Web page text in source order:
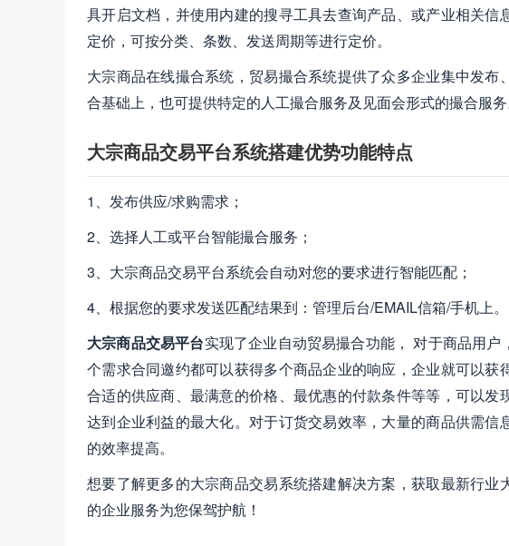
具开启文档，并使用内建的搜寻工具去查询产品、或产业相关
定价，可按分类、条数、发送周期等进行定价。
大宗商品在线撮合系统，贸易撮合系统提供了众多企业集中发
合基础上，也可提供特定的人工撮合服务及见面会形式的撮合服务
大宗商品交易平台系统搭建优势功能特点
1、发布供应/求购需求；
2、选择人工或平台智能撮合服务；
3、大宗商品交易平台系统会自动对您的要求进行智能匹配；
4、根据您的要求发送匹配结果到：管理后台/EMAIL信箱/手机上。
大宗商品交易平台实现了企业自动贸易撮合功能， 对于商品用
个需求合同邀约都可以获得多个商品企业的响应，企业就可以
合适的供应商、最满意的价格、最优惠的付款条件等等，可以发
达到企业利益的最大化。对于订货交易效率，大量的商品供需
的效率提高。
想要了解更多的大宗商品交易系统搭建解决方案，获取最新行
的企业服务为您保驾护航！